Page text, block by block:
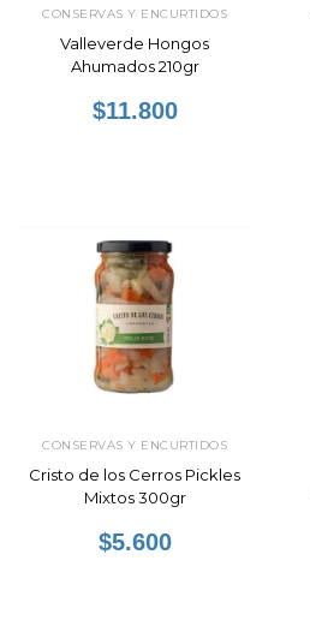
CONSERVAS Y ENCURTIDOS
Valleverde Hongos
Ahumados 210gr
$11.800
CONSERVAS Y ENCURTIDOS
Cristo de los Cerros Pickles
Mixtos 300gr
$5.600